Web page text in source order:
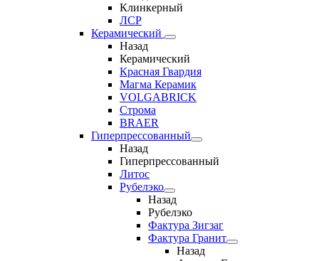
Клинкерный
ЛСР
Керамический
Назад
Керамический
Красная Гвардия
Магма Керамик
VOLGABRICK
Строма
BRAER
Гиперпрессованный
Назад
Гиперпрессованный
Литос
Рубелэко
Назад
Рубелэко
Фактура Зигзаг
Фактура Гранит
Назад